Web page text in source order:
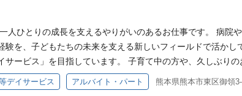
組みに興味がある方
、1日の流れなどを見てから応募を検討いただけます。 見学
サービスとは】 放課後等デイサービスでは、6歳～18歳ま
放課後や長期休暇中の支援を行います。 学習（宿題）、身
とりの特性に合わせた支援・指導を行っています。 子どもた
く、やりがいのある仕事です。 必須条件 ①普通自動車運転免
覚士も、入職時は全員が児童福祉分野未経験からのスター
験がない」 「自分の専門性をどのように活かせるか不安」
事業所でOT・PT・STが活躍しており、定期的にリハビリ職
り方 ・遊びを通じた支援方法 ・日常生活動作への支援 ・
る環境があります。 一人で悩みを抱え込むことなく、専門
談 大歓迎！／ 「どんな雰囲気なんだろう？」 「子ども分
ちのコミュニケーションや成長を支えるお仕事です。 一人ひ
共有 などを行いながら、子どもたちの「伝わった！」「話
ニケーションの可能性を広げ、自信や成長につなげていける
も歓迎】 病院・クリニック・介護施設・訪問リハビリ等で培
作業療法士・理学療法士・言語聴覚士も、入職時は全員が児
人ひとりの成長を支えるやりがいのあるお仕事です。 病院
を、子どもたちの未来を支える新しいフィールドで活かし
ービス」を目指しています。 子育て中の方や、久しぶりの
しており、週2日～（扶養内勤務）OKです 【主な業務内容
実施 ・集団活動やレクリエーションのサポート ・友達と
デイサービス アルバイト・パート 熊本県熊本市東区御領